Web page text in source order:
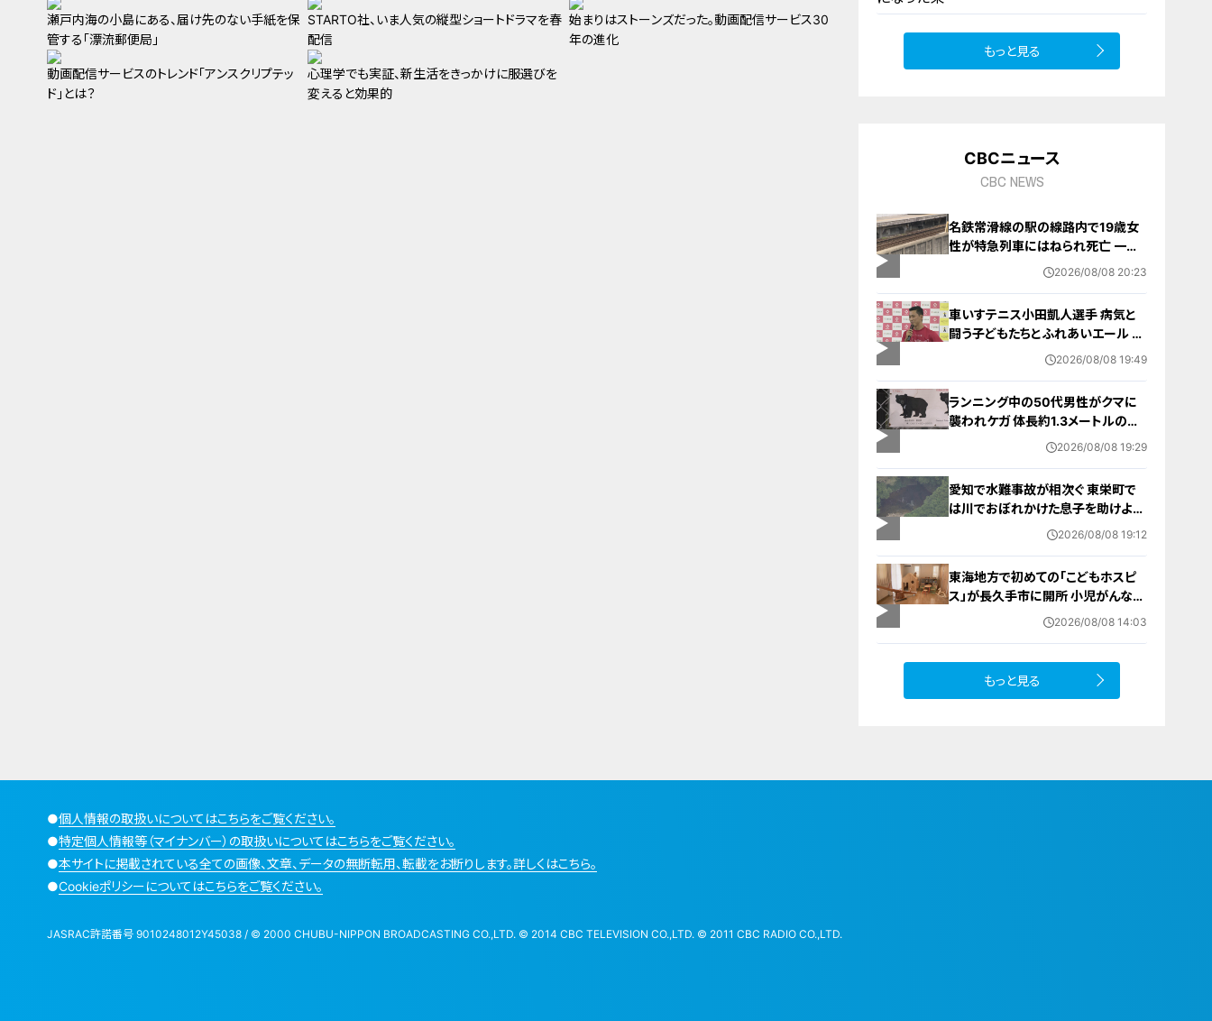
瀬戸内海の小島にある、届け先のない手紙を保
管する「漂流郵便局」
STARTO社、いま人気の縦型ショートドラマを春
配信
始まりはストーンズだった。動画配信サービス30
年の進化
動画配信サービスのトレンド「アンスクリプテッ
ド」とは？
心理学でも実証、新生活をきっかけに服選びを
変えると効果的
もっと見る
CBCニュース
CBC NEWS
名鉄常滑線の駅の線路内で19歳女
性が特急列車にはねられ死亡 一部
区間で一時運転見合わせに お盆休
2026/08/08 20:23
車いすテニス小田凱人選手 病気と
闘う子どもたちとふれあいエール ス
ポーツの楽しさ伝える 名古屋・緑区
2026/08/08 19:49
ランニング中の50代男性がクマに
襲われケガ 体長約1.3メートルのツ
キノワグマに腕や足をかまれる 「つ
岐阜・高山市
2026/08/08 19:29
愛知で水難事故が相次ぐ 東栄町で
は川でおぼれかけた息子を助けよう
とし父親が心肺停止の状態で搬送
2026/08/08 19:12
東海地方で初めての「こどもホスピ
ス」が長久手市に開所 小児がんなど
重い病気の子どもと家族を支える施
2026/08/08 14:03
もっと見る
●個人情報の取扱いについてはこちらをご覧ください。
●特定個人情報等（マイナンバー）の取扱いについてはこちらをご覧ください。
●本サイトに掲載されている全ての画像、文章、データの無断転用、転載をお断りします。詳しくはこちら。
●Cookieポリシーについてはこちらをご覧ください。
JASRAC許諾番号 9010248012Y45038 / © 2000 CHUBU-NIPPON BROADCASTING CO.,LTD. © 2014 CBC TELEVISION CO.,LTD. © 2011 CBC RADIO CO.,LTD.